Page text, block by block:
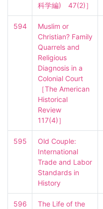
科学編)　47(2)］
594
Muslim or
Christian? Family
Quarrels and
Religious
Diagnosis in a
Colonial Court
［The American
Historical
Review
117(4)］
595
Old Couple:
International
Trade and Labor
Standards in
History
596
The Life of the